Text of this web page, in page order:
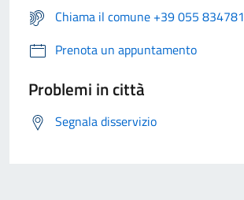
Chiama il comune +39 055 834781
Prenota un appuntamento
Problemi in città
Segnala disservizio